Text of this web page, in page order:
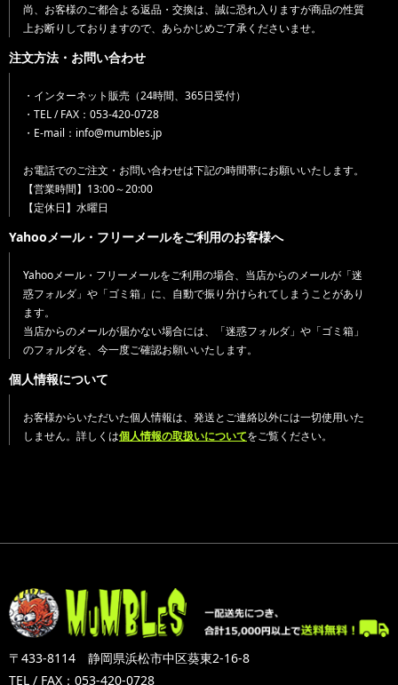
尚、お客様のご都合よる返品・交換は、誠に恐れ入りますが商品の性質
上お断りしておりますので、あらかじめご了承くださいませ。
注文方法・お問い合わせ
・インターネット販売（24時間、365日受付）
・TEL / FAX：053-420-0728
・E-mail：info@mumbles.jp
お電話でのご注文・お問い合わせは下記の時間帯にお願いいたします。
【営業時間】13:00～20:00
【定休日】水曜日
Yahooメール・フリーメールをご利用のお客様へ
Yahooメール・フリーメールをご利用の場合、当店からのメールが「迷
惑フォルダ」や「ゴミ箱」に、自動で振り分けられてしまうことがあり
ます。
当店からのメールが届かない場合には、「迷惑フォルダ」や「ゴミ箱」
のフォルダを、今一度ご確認お願いいたします。
個人情報について
お客様からいただいた個人情報は、発送とご連絡以外には一切使用いた
しません。詳しくは個人情報の取扱いについてをご覧ください。
〒433-8114 静岡県浜松市中区葵東2-16-8
TEL / FAX：053-420-0728